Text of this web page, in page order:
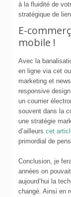
à la fluidité de
stratégique de
E-
mobile !
Avec la
en ligne via cet
marketing et
responsive
un courrier
souvent dans la
une stratégie
d’ailleurscet
primordial de
Conclusion, je
années on
aujourd’hui la
changé. Ainsi en